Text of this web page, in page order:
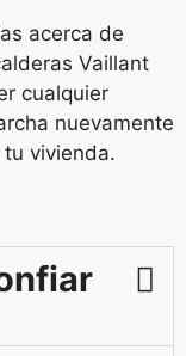
acerca de
Vaillant
cualquier
nuevamente
vivienda.